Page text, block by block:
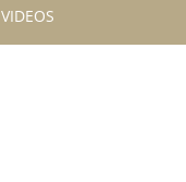
VIDEOS